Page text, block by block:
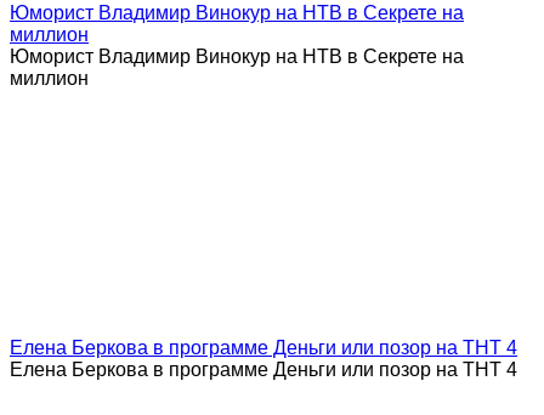
Юморист Владимир Винокур на НТВ в Секрете на
миллион
Юморист Владимир Винокур на НТВ в Секрете на
миллион
Елена Беркова в программе Деньги или позор на ТНТ 4
Елена Беркова в программе Деньги или позор на ТНТ 4